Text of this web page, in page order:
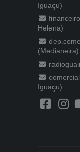
Iguaçu)
Helena)
(Medianeira)
Iguaçu)